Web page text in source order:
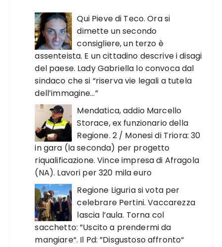
Qui Pieve di Teco. Ora si
dimette un secondo
consigliere, un terzo è
assenteista. E un cittadino descrive i disagi
del paese. Lady Gabriella lo convoca dal
sindaco che si “riserva vie legali a tutela
dell’immagine…”
Mendatica, addio Marcello
Storace, ex funzionario della
Regione. 2 / Monesi di Triora: 30
in gara (la seconda) per progetto
riqualificazione. Vince impresa di Afragola
(NA). Lavori per 320 mila euro
Regione Liguria si vota per
celebrare Pertini. Vaccarezza
lascia l’aula. Torna col
sacchetto: ”Uscito a prendermi da
mangiare“. Il Pd: ”Disgustoso affronto“